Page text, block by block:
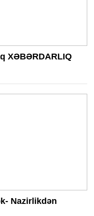
XƏBƏRDARLIQ
Nazirlikdən